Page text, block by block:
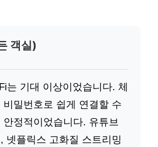
객실)
는 기대 이상이었습니다. 체
비밀번호로 쉽게 연결할 수
정적이었습니다. 유튜브
넷플릭스 고화질 스트리밍